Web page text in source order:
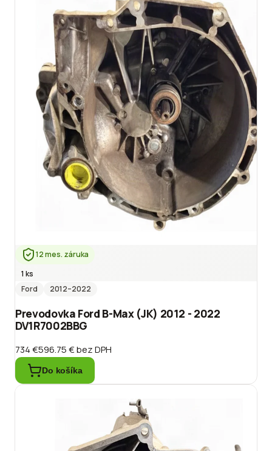
12 mes. záruka
1 ks
Ford
2012–2022
Prevodovka Ford B-Max (JK) 2012 - 2022
DV1R7002BBG
734 €596.75 €bez DPH
Do košíka